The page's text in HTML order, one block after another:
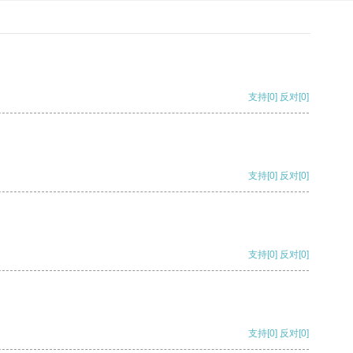
支持[0] 反对[0]
支持[0] 反对[0]
支持[0] 反对[0]
支持[0] 反对[0]